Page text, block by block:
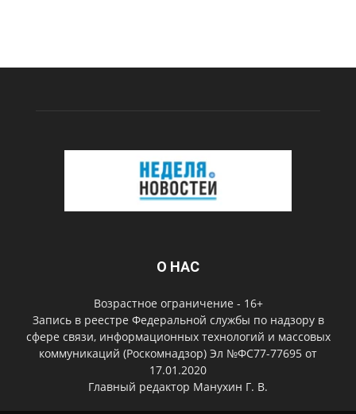
О НАС
Возрастное ограничение - 16+
Запись в реестре Федеральной службы по надзору в
сфере связи, информационных технологий и массовых
коммуникаций (Роскомнадзор) Эл №ФС77-77695 от
17.01.2020
Главный редактор Манухин Г. В.